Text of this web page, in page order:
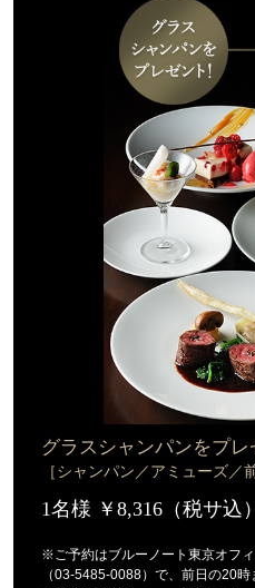
グラスシャンパンをプレ
［シャンパン／アミューズ／
1名様 ￥8,316（税サ込）
※ご予約はブルーノート東京オフ
（03-5485-0088）で、前日の20時